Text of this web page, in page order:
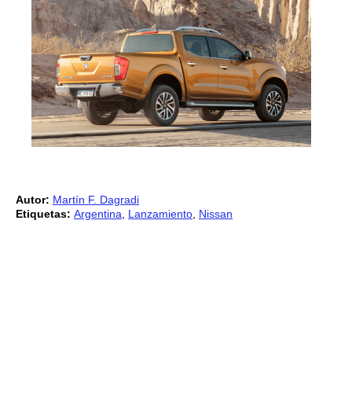
Autor: Martín F. Dagradi
Etiquetas: Argentina Lanzamiento Nissan